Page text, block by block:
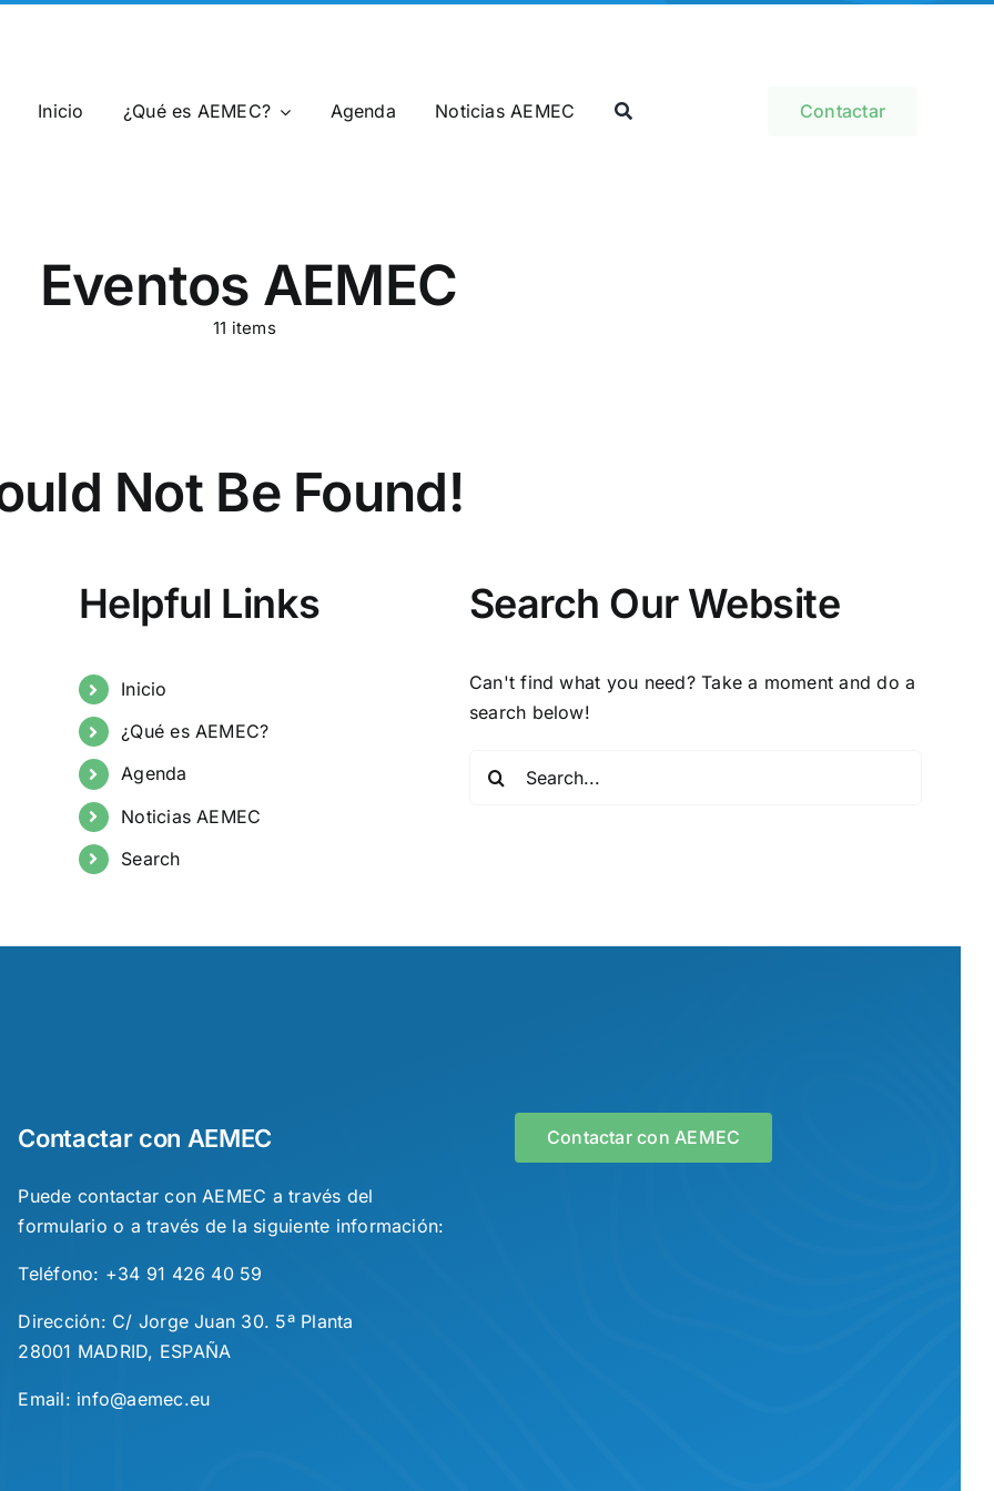
Inicio ¿Qué es AEMEC? Agenda Noticias AEMEC Contactar
Eventos AEMEC
11 items
Not Be Found!
Helpful Links
Inicio
¿Qué es AEMEC?
Agenda
Noticias AEMEC
Search
Search Our Website
Can't find what you need? Take a moment and do a
search below!
Contactar con AEMEC
Puede contactar con AEMEC a través del
formulario o a través de la siguiente información:
Teléfono: +34 91 426 40 59
Dirección: C/ Jorge Juan 30. 5ª Planta
28001 MADRID, ESPAÑA
Email: info@aemec.eu
Contactar con AEMEC